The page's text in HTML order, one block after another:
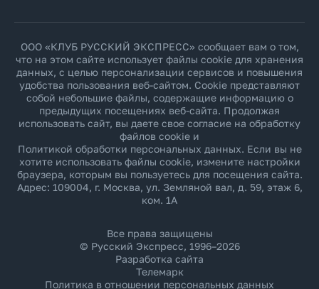
ООО «КЛУБ РУССКИЙ ЭКСПРЕСС» сообщает вам о том,
что на этом сайте использует файлы cookie для хранения
данных, с целью персонализации сервисов и повышения
удобства пользования веб-сайтом. Cookie представляют
собой небольшие файлы, содержащие информацию о
предыдущих посещениях веб-сайта. Продолжая
использовать сайт, вы даете свое согласие на обработку
файлов cookie и
Политикой обработки персональных данных. Если вы не
хотите использовать файлы cookie, измените настройки
браузера, которым вы пользуетесь для посещения сайта.
Адрес: 109004, г. Москва, ул. Земляной вал, д. 59, этаж 6,
ком. 1А
Все права защищены
© Русский Экспресс, 1996–2026
Разработка сайта
Телемарк
Политика в отношении персональных данных